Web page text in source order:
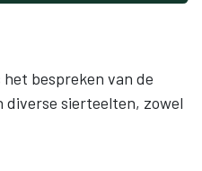
bespreken van de
sierteelten, zowel